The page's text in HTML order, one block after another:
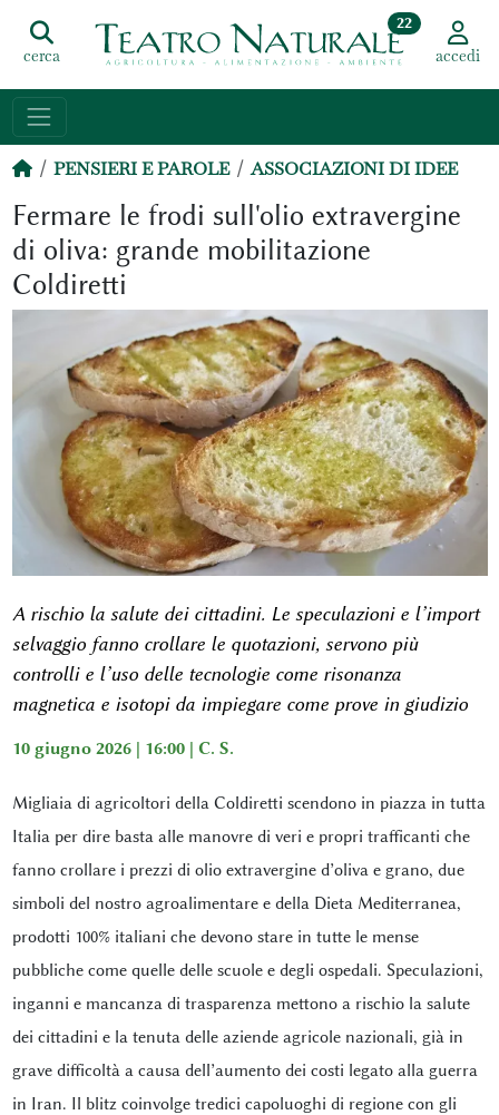
cerca
22
accedi
PENSIERI E PAROLE ASSOCIAZIONI DI IDEE
Fermare le frodi sull'olio extravergine
di oliva: grande mobilitazione
Coldiretti
A rischio la salute dei cittadini. Le speculazioni e l’import
selvaggio fanno crollare le quotazioni, servono più
controlli e l’uso delle tecnologie come risonanza
magnetica e isotopi da impiegare come prove in giudizio
10 giugno 2026 | 16:00 | C. S.
Migliaia di agricoltori della Coldiretti scendono in piazza in tutta
Italia per dire basta alle manovre di veri e propri trafficanti che
fanno crollare i prezzi di olio extravergine d’oliva e grano, due
simboli del nostro agroalimentare e della Dieta Mediterranea,
prodotti 100% italiani che devono stare in tutte le mense
pubbliche come quelle delle scuole e degli ospedali. Speculazioni,
inganni e mancanza di trasparenza mettono a rischio la salute
dei cittadini e la tenuta delle aziende agricole nazionali, già in
grave difficoltà a causa dell’aumento dei costi legato alla guerra
in Iran. Il blitz coinvolge tredici capoluoghi di regione con gli